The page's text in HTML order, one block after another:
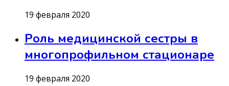
19 февраля 2020
Роль медицинской сестры в
многопрофильном стационаре
19 февраля 2020